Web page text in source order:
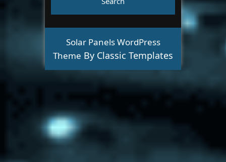
Solar Panels WordPress
Theme By Classic Templates